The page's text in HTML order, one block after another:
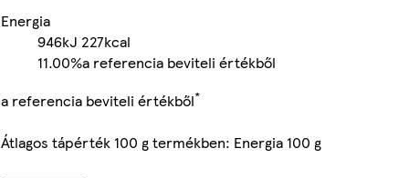
Energia
946kJ 227kcal
11.00%a referencia beviteli értékből
a referencia beviteli értékből*
Átlagos tápérték 100 g termékben: Energia 100 g